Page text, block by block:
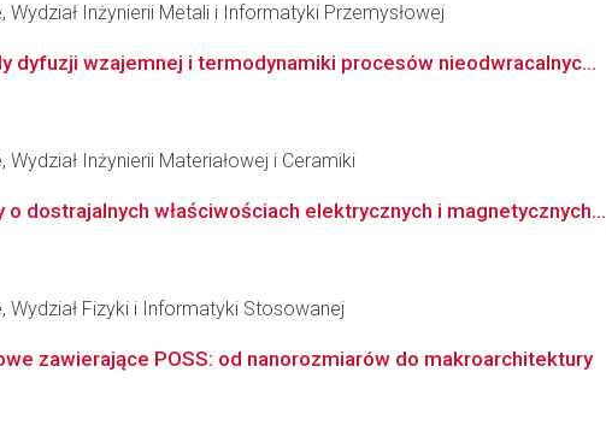
Inżynierii Metali i Informatyki Przemysłowej
dyfuzji wzajemnej i termodynamiki procesów nieodwracalnyc...
Inżynierii Materiałowej i Ceramiki
dostrajalnych właściwościach elektrycznych i magnetycznych...
Fizyki i Informatyki Stosowanej
zawierające POSS: od nanorozmiarów do makroarchitektury